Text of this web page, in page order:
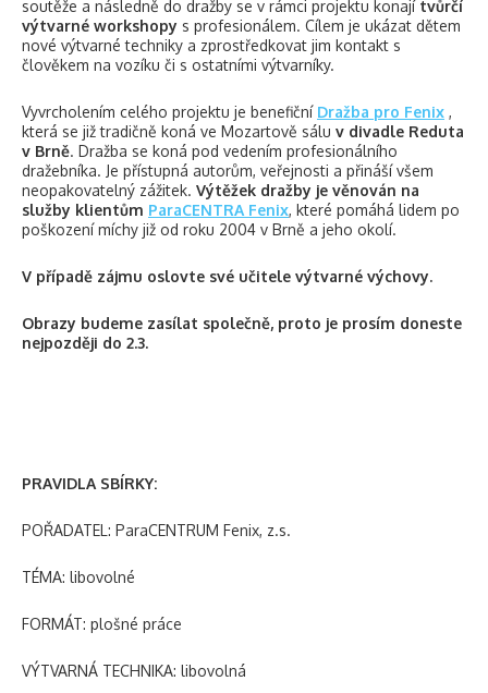
soutěže a následně do dražby se v rámci projektu konajítvůrčí
výtvarné workshopy s profesionálem. Cílem je ukázat dětem
nové výtvarné techniky a zprostředkovat jim kontakt s
člověkem na vozíku či s ostatními výtvarníky.
Vyvrcholením celého projektu je benefiční Dražba pro Fenix ,
která se již tradičně koná ve Mozartově sálu v divadle Reduta
v Brně. Dražba se koná pod vedením profesionálního
dražebníka. Je přístupná autorům, veřejnosti a přináší všem
neopakovatelný zážitek. Výtěžek dražby je věnován na
služby klientům ParaCENTRA Fenix, které pomáhá lidem po
poškození míchy již od roku 2004 v Brně a jeho okolí.
V případě zájmu oslovte své učitele výtvarné výchovy.
Obrazy budeme zasílat společně, proto je prosím doneste
nejpozději do 2.3.
PRAVIDLA SBÍRKY:
POŘADATEL: ParaCENTRUM Fenix, z.s.
TÉMA: libovolné
FORMÁT: plošné práce
VÝTVARNÁ TECHNIKA: libovolná